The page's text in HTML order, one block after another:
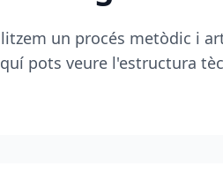
un procés metòdic i
pots veure l'estructura